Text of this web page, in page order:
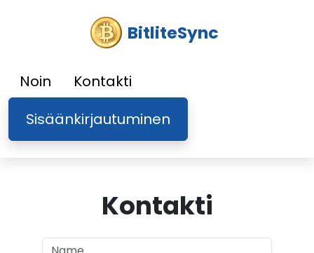
BitliteSync
Noin
Kontakti
Sisäänkirjautuminen
Kontakti